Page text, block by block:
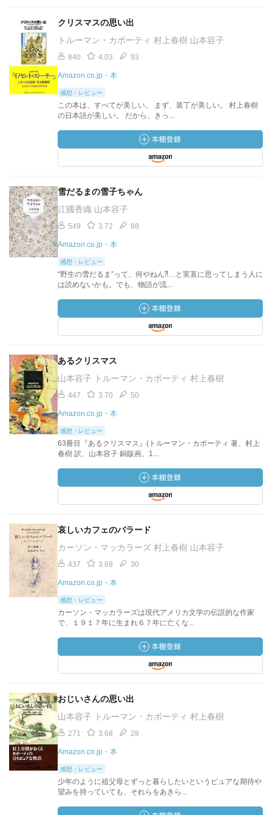
クリスマスの思い出
トルーマン・カポーティ 村上春樹 山本容子
840 4.03 93
Amazon.co.jp・本
感想・レビュー
この本は、すべてが美しい。 まず、装丁が美しい。 村上春樹
の日本語が美しい。 だから、きっ...
雪だるまの雪子ちゃん
江國香織 山本容子
549 3.72 88
Amazon.co.jp・本
感想・レビュー
“野生の雪だるま”って、何やねん⁈…と実直に思ってしまう人に
は読めないかも。でも、物語が流...
あるクリスマス
山本容子 トルーマン・カポーティ 村上春樹
447 3.70 50
Amazon.co.jp・本
感想・レビュー
63冊目『あるクリスマス』(トルーマン・カポーティ 著、村上
春樹 訳、山本容子 銅版画、1...
哀しいカフェのバラード
カーソン・マッカラーズ 村上春樹 山本容子
437 3.68 30
Amazon.co.jp・本
感想・レビュー
カーソン・マッカラーズは現代アメリカ文学の伝説的な作家
で、１９１７年に生まれ６７年に亡くな...
おじいさんの思い出
山本容子 トルーマン・カポーティ 村上春樹
271 3.68 28
Amazon.co.jp・本
感想・レビュー
少年のように祖父母とずっと暮らしたいというピュアな期待や
望みを持っていても、それらをあきら...